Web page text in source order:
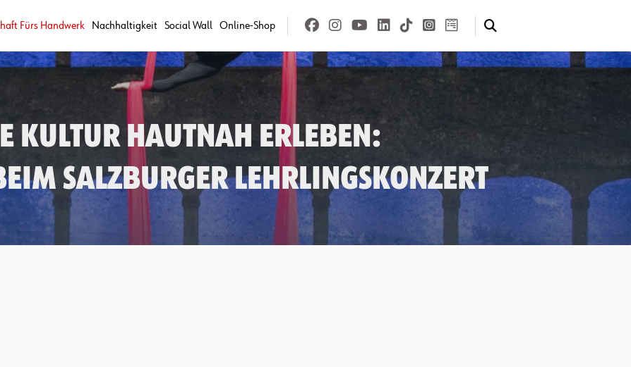
Fürs Handwerk Nachhaltigkeit Social Wall Online-Shop
Kultur hautnah erleben:
Salzburger Lehrlingskonzert